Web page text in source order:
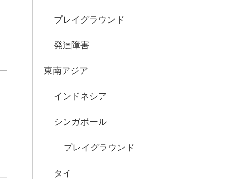
プレイグラウンド
発達障害
東南アジア
インドネシア
シンガポール
プレイグラウンド
タイ